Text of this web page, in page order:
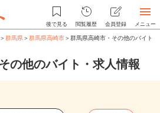
後で見る 閲覧履歴 会員登録 メニュー
＞群馬県＞群馬県高崎市＞群馬県高崎市・その他のバイト
の他のバイト・求人情報